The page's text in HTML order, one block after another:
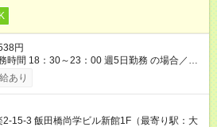
円
円 22：00～23：00(時給1,538円×1h)＝
長さ：2ヶ月 雇用形態、給与は本採用時と同
あり
2-15-3 飯田橋尚学ビル新館1F（最寄り駅：大